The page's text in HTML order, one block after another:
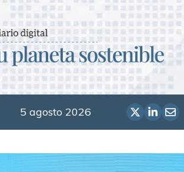
5 agosto 2026